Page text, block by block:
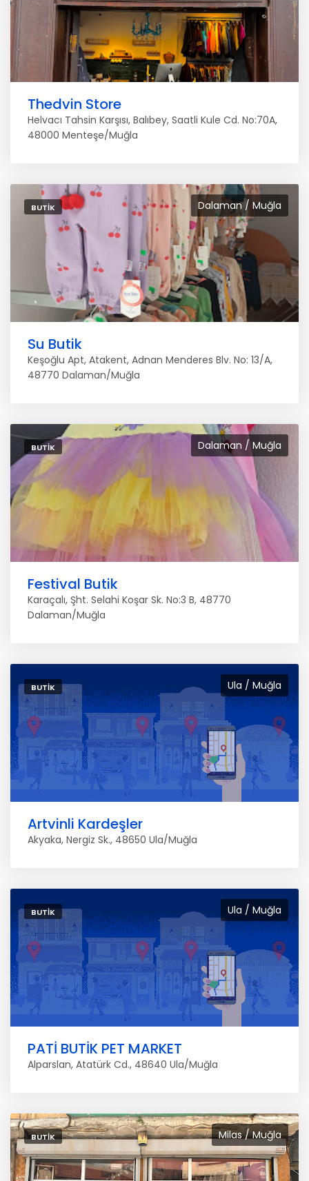
Thedvin Store
Helvacı Tahsin Karşısı, Balıbey, Saatli Kule Cd. No:70A,
48000 Menteşe/Muğla
Dalaman / Muğla
BUTIK
Su Butik
Keşoğlu Apt, Atakent, Adnan Menderes Blv. No: 13/A,
48770 Dalaman/Muğla
Dalaman / Muğla
BUTIK
Festival Butik
Karaçalı, Şht. Selahi Koşar Sk. No:3 B, 48770
Dalaman/Muğla
Ula / Muğla
BUTIK
Artvinli Kardeşler
Akyaka, Nergiz Sk., 48650 Ula/Muğla
Ula / Muğla
BUTIK
PATİ BUTİK PET MARKET
Alparslan, Atatürk Cd., 48640 Ula/Muğla
Milas / Muğla
BUTIK